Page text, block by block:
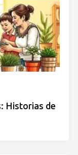
Historias de